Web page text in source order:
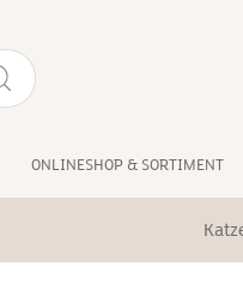
ONLINESHOP & SORTIMENT